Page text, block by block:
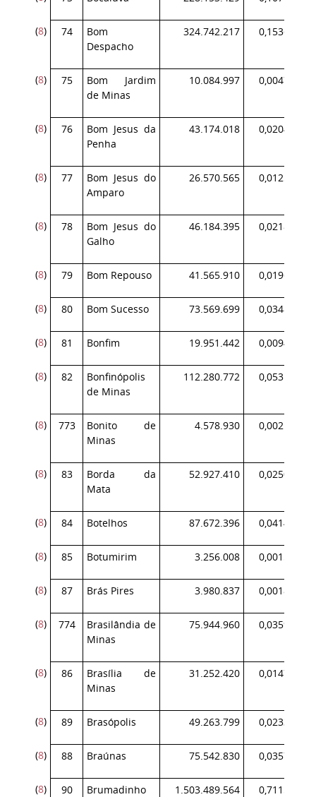
(8) 74
Bom
Despacho
324.742.217 0,153699
(8) 75
Bom Jardim
de Minas
10.084.997 0,004773
(8) 76
Bom Jesus da
Penha
43.174.018 0,020434
(8) 77
Bom Jesus do
Amparo
26.570.565 0,012576
(8) 78
Bom Jesus do
Galho
46.184.395 0,021859
(8) 79 Bom Repouso 41.565.910 0,019673
(8) 80 Bom Sucesso 73.569.699 0,034820
(8) 81 Bonfim 19.951.442 0,009443
(8) 82
Bonfinópolis
de Minas
112.280.772 0,053142
(8) 773
Bonito de
Minas
4.578.930 0,002167
(8) 83
Borda da
Mata
52.927.410 0,025050
(8) 84 Botelhos 87.672.396 0,041495
(8) 85 Botumirim 3.256.008 0,001541
(8) 87 Brás Pires 3.980.837 0,001884
(8) 774
Brasilândia de
Minas
75.944.960 0,035944
(8) 86
Brasília de
Minas
31.252.420 0,014792
(8) 89 Brasópolis 49.263.799 0,023316
(8) 88 Braúnas 75.542.830 0,035754
(8) 90 Brumadinho 1.503.489.564 0,711596